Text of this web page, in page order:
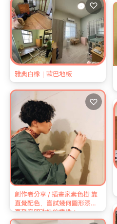
雅典白橡｜歐巴地板
♡
創作者分享 / 插畫家素色樹 靠
直覺配色、嘗試幾何圖形漆法
享受空間改造的樂趣！
♡